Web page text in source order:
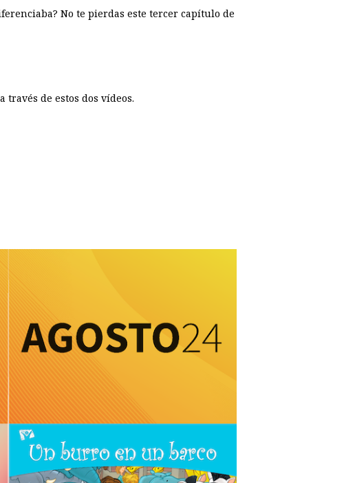
No te pierdas este tercer capítulo de
de estos dos vídeos.